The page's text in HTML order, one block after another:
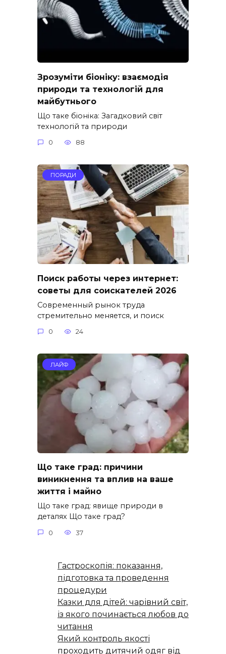
Зрозуміти біоніку: взаємодія
природи та технологій для
майбутнього
Що таке біоніка: Загадковий світ
технологій та природи
0 88
ПОРАДИ
Поиск работы через интернет:
советы для соискателей 2026
Современный рынок труда
стремительно меняется, и поиск
0 24
ЛАЙФ
Що таке град: причини
виникнення та вплив на ваше
життя і майно
Що таке град: явище природи в
деталях Що таке град?
0 37
Гастроскопія: показання,
підготовка та проведення
процедури
Казки для дітей: чарівний світ,
із якого починається любов до
читання
Який контроль якості
проходить дитячий одяг від